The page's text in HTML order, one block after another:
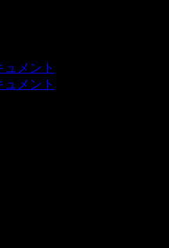
メント
メント